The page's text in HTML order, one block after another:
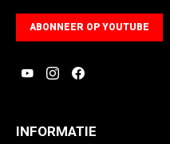
ABONNEER OP YOUTUBE
INFORMATIE